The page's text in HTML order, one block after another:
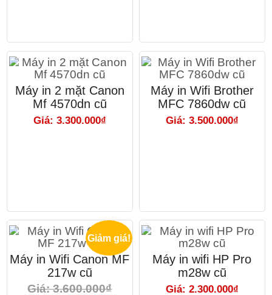
Máy in 2 mặt Canon
Mf 4570dn cũ
Giá: 3.300.000₫
Máy in Wifi Brother
MFC 7860dw cũ
Giá: 3.500.000₫
Giảm giá!
Máy in Wifi Canon MF
217w cũ
Giá: 3.600.000₫
Máy in wifi HP Pro
m28w cũ
Giá: 2.300.000₫